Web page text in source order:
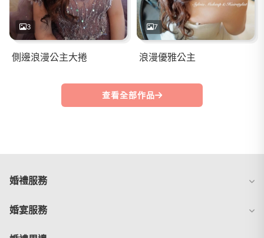
3
側邊浪漫公主大捲
7
浪漫優雅公主
查看全部作品
婚禮服務
婚宴服務